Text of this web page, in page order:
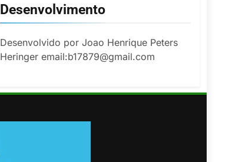
Desenvolvimento
Desenvolvido por Joao Henrique Peters
Heringer email:b17879@gmail.com